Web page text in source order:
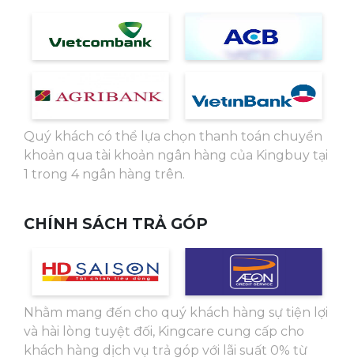
Quý khách có thể lựa chọn thanh toán chuyển
khoản qua tài khoản ngân hàng của Kingbuy tại
1 trong 4 ngân hàng trên.
CHÍNH SÁCH TRẢ GÓP
Nhằm mang đến cho quý khách hàng sự tiện lợi
và hài lòng tuyệt đối, Kingcare cung cấp cho
khách hàng dịch vụ trả góp với lãi suất 0% từ